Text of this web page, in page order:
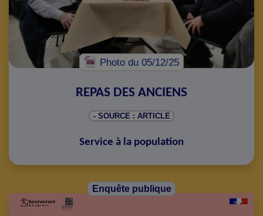
Photo du 05/12/25
REPAS DES ANCIENS
- SOURCE : ARTICLE
Service à la population
Enquête publique